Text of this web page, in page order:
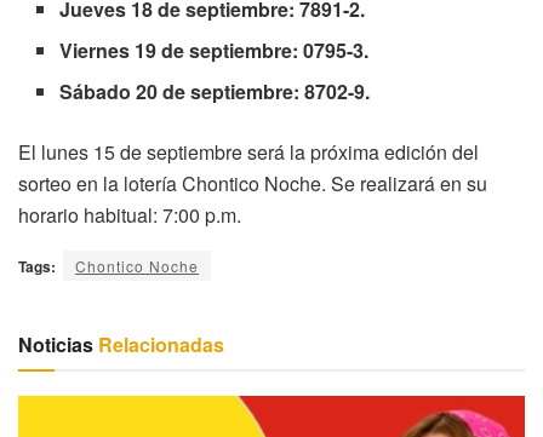
Jueves 18 de septiembre: 7891-2.
Viernes 19 de septiembre: 0795-3.
Sábado 20 de septiembre: 8702-9.
El lunes 15 de septiembre será la próxima edición del
sorteo en la lotería Chontico Noche. Se realizará en su
horario habitual: 7:00 p.m.
Tags: Chontico Noche
Noticias Relacionadas